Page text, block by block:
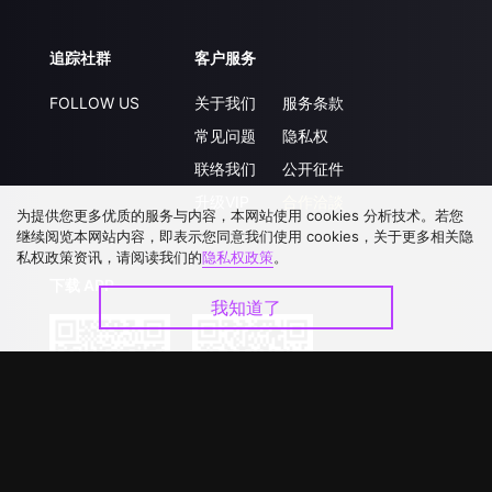
追踪社群
FOLLOW US
客户服务
关于我们
常见问题
联络我们
服务条款
隐私权
公开征件
下载 APP
为提供您更多优质的服务与内容，本网站使用 cookies 分析技术。若您
继续阅览本网站内容，即表示您同意我们使用 cookies，关于更多相关隐
私权政策资讯，请阅读我们的隐私权政策。
我知道了